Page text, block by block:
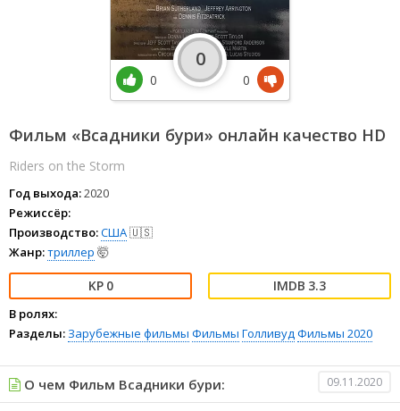
Фильм «Всадники бури» онлайн качество HD
Riders on the Storm
Год выхода:2020
Режиссёр:
Производство:США🇺🇸
Жанр:триллер 🤯
0 3.3
В ролях:
Разделы: Зарубежные фильмы Фильмы ГолливудФильмы 2020
0
0
0
О чем Фильм Всадники бури: 09.11.2020